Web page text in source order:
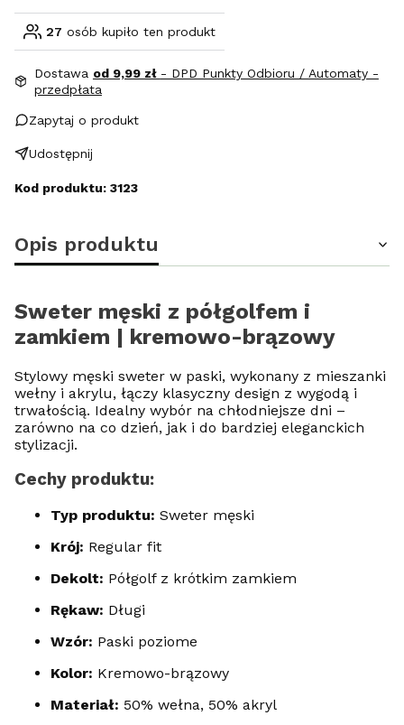
27 osób kupiło ten produkt
Dostawa od 9,99 zł - DPD Punkty Odbioru / Automaty -
przedpłata
Zapytaj o produkt
Udostępnij
Kod produktu: 3123
Opis produktu
Sweter męski z półgolfem i
zamkiem | kremowo-brązowy
Stylowy męski sweter w paski, wykonany z mieszanki
wełny i akrylu, łączy klasyczny design z wygodą i
trwałością. Idealny wybór na chłodniejsze dni –
zarówno na co dzień, jak i do bardziej eleganckich
stylizacji.
Cechy produktu:
Typ produktu: Sweter męski
Krój: Regular fit
Dekolt: Półgolf z krótkim zamkiem
Rękaw: Długi
Wzór: Paski poziome
Kolor: Kremowo-brązowy
Materiał: 50% wełna, 50% akryl